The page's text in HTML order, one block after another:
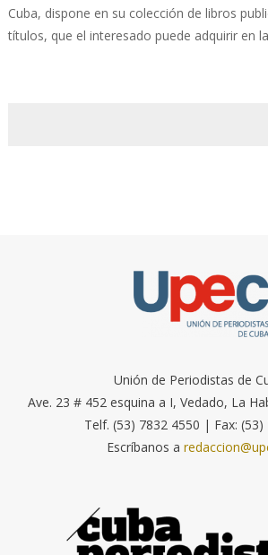
Cuba, dispone en su colección de libros
títulos, que el interesado puede adquirir en
Unión de Periodistas de
Ave. 23 # 452 esquina a I, Vedado, La
Telf. (53) 7832 4550 | Fax: (53)
Escríbanos a